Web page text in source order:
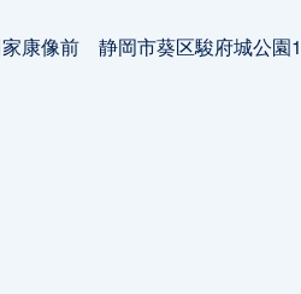
像前 静岡市葵区駿府城公園